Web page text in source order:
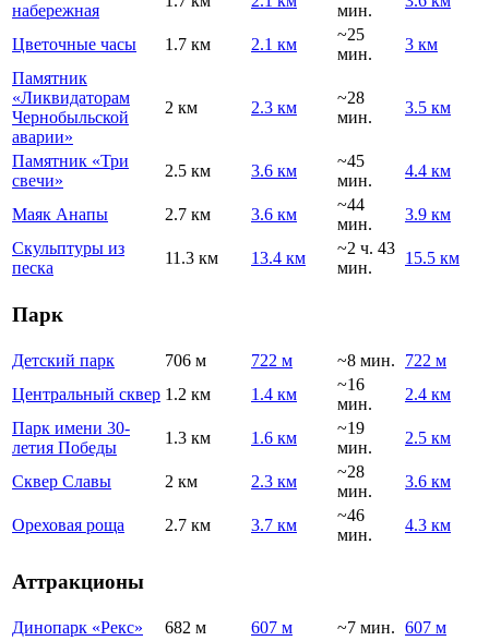
набережная
мин.
Цветочные часы 1.7 км 2.1 км
~25
мин.
3 км
Памятник
«Ликвидаторам
Чернобыльской
аварии»
2 км 2.3 км
~28
мин.
3.5 км
Памятник «Три
свечи»
2.5 км 3.6 км
~45
мин.
4.4 км
Маяк Анапы 2.7 км 3.6 км
~44
мин.
3.9 км
Скульптуры из
песка
11.3 км 13.4 км
~2 ч. 43
мин.
15.5 км
Парк
Детский парк 706 м 722 м ~8 мин.
722 м
Центральный сквер 1.2 км 1.4 км
~16
мин.
2.4 км
Парк имени 30-
летия Победы
1.3 км 1.6 км
~19
мин.
2.5 км
Сквер Славы 2 км 2.3 км
~28
мин.
3.6 км
Ореховая роща 2.7 км 3.7 км
~46
мин.
4.3 км
Аттракционы
Динопарк «Рекс» 682 м 607 м ~7 мин. 607 м